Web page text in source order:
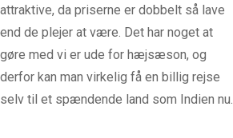
attraktive, da priserne er dobbelt så lave
end de plejer at være. Det har noget at
gøre med vi er ude for hæjsæson, og
derfor kan man virkelig få en billig rejse
selv til et spændende land som Indien nu.